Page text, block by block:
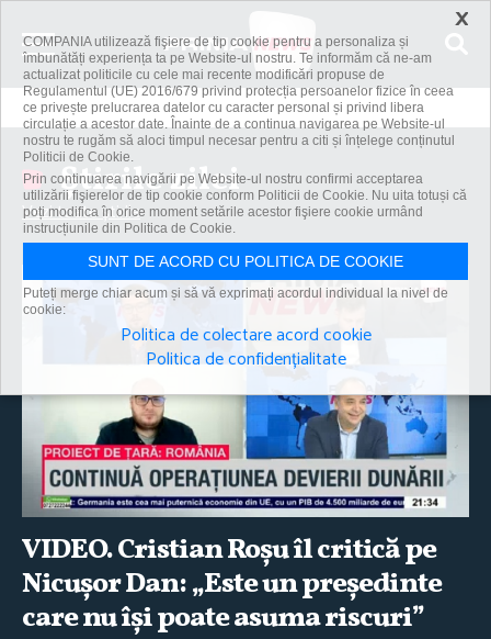
Știrile zilei
Vezi toate știrile
VIDEO. Cristian Roşu îl critică pe
Nicuşor Dan: „Este un preşedinte
care nu îşi poate asuma riscuri”
×
COMPANIA utilizează fişiere de tip cookie pentru a personaliza și
îmbunătăți experiența ta pe Website-ul nostru. Te informăm că ne-am
actualizat politicile cu cele mai recente modificări propuse de
Regulamentul (UE) 2016/679 privind protecția persoanelor fizice în ceea
ce privește prelucrarea datelor cu caracter personal și privind libera
circulație a acestor date. Înainte de a continua navigarea pe Website-ul
nostru te rugăm să aloci timpul necesar pentru a citi și înțelege conținutul
Politicii de Cookie.
Prin continuarea navigării pe Website-ul nostru confirmi acceptarea
utilizării fişierelor de tip cookie conform Politicii de Cookie. Nu uita totuși că
poți modifica în orice moment setările acestor fişiere cookie urmând
instrucțiunile din Politica de Cookie.
SUNT DE ACORD CU POLITICA DE COOKIE
Puteți merge chiar acum și să vă exprimați acordul individual la nivel de
cookie:
Politica de colectare acord cookie
Politica de confidențialitate